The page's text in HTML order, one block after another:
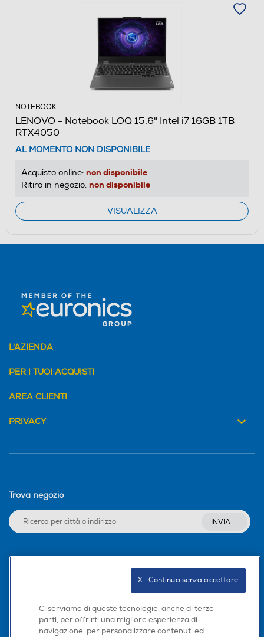
NOTEBOOK
LENOVO - Notebook LOQ 15,6" Intel i7 16GB 1TB
RTX4050
AL MOMENTO NON DISPONIBILE
Acquisto online: non disponibile
Ritiro in negozio: non disponibile
VISUALIZZA
L'AZIENDA
PER I TUOI ACQUISTI
AREA CLIENTI
PRIVACY
Trova negozio
INVIA
Scarica la nostra app
Ci serviamo di queste tecnologie, anche di terze
parti, per offrirti una migliore esperienza di
navigazione, per personalizzare contenuti ed
X   Continua senza accettare